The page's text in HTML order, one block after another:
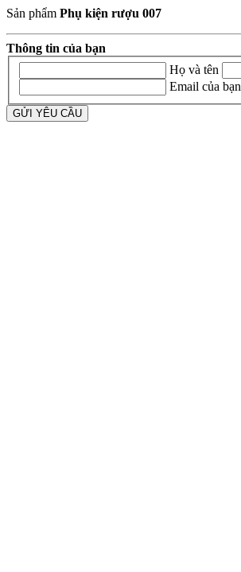
Sản phẩm Phụ kiện rượu 007
Thông tin của bạn
Họ và tên
Email của bạn
GỬI YÊU CẦU